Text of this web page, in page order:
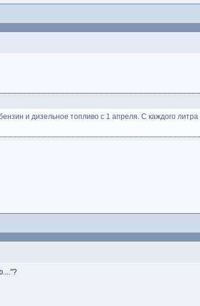
и дизельное топливо с 1 апреля. С каждого